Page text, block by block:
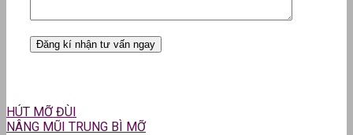
HÚT MỠ ĐÙI
NÂNG MŨI TRUNG BÌ MỠ